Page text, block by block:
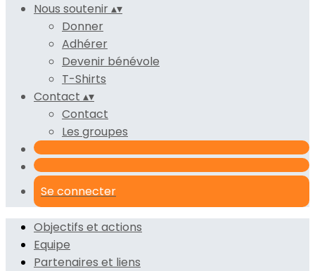
Nous soutenir▴▾
Donner
Adhérer
Devenir bénévole
T-Shirts
Contact ▴▾
Contact
Les groupes
Se connecter
Objectifs et actions
Equipe
Partenaires et liens